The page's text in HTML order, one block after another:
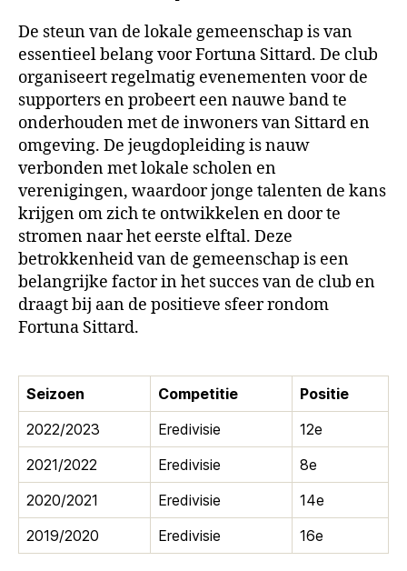
De steun van de lokale gemeenschap is van
essentieel belang voor Fortuna Sittard. De club
organiseert regelmatig evenementen voor de
supporters en probeert een nauwe band te
onderhouden met de inwoners van Sittard en
omgeving. De jeugdopleiding is nauw
verbonden met lokale scholen en
verenigingen, waardoor jonge talenten de kans
krijgen om zich te ontwikkelen en door te
stromen naar het eerste elftal. Deze
betrokkenheid van de gemeenschap is een
belangrijke factor in het succes van de club en
draagt bij aan de positieve sfeer rondom
Fortuna Sittard.
Seizoen Competitie
Positie
2022/2023
Eredivisie
12e
2021/2022
Eredivisie
8e
2020/2021
Eredivisie
14e
2019/2020
Eredivisie 16e